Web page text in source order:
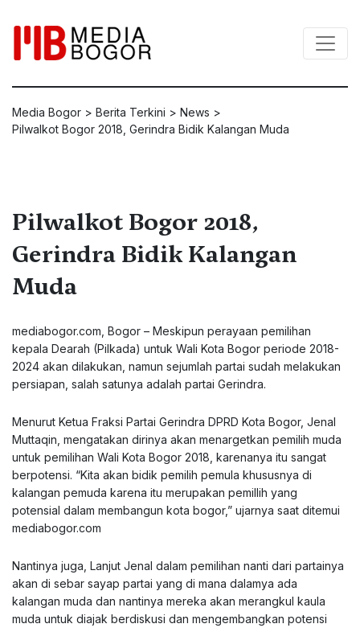
Media Bogor > Berita Terkini > News >
Pilwalkot Bogor 2018, Gerindra Bidik Kalangan Muda
Pilwalkot Bogor 2018,
Gerindra Bidik Kalangan
Muda
mediabogor.com, Bogor – Meskipun perayaan pemilihan
kepala Dearah (Pilkada) untuk Wali Kota Bogor periode 2018-
2024 akan dilakukan, namun sejumlah partai sudah melakukan
persiapan, salah satunya adalah partai Gerindra.
Menurut Ketua Fraksi Partai Gerindra DPRD Kota Bogor, Jenal
Muttaqin, mengatakan dirinya akan menargetkan pemilih muda
untuk pemilihan Wali Kota Bogor 2018, karenanya itu sangat
berpotensi. “Kita akan bidik pemilih pemula khususnya di
kalangan pemuda karena itu merupakan pemillih yang
potensial dalam membangun kota bogor,” ujarnya saat ditemui
mediabogor.com
Nantinya juga, Lanjut Jenal dalam pemilihan nanti dari partainya
akan di sebar sayap partai yang di mana dalamya ada
kalangan muda dan nantinya mereka akan merangkul kaula
muda untuk diajak berdiskusi dan mengembangkan potensi